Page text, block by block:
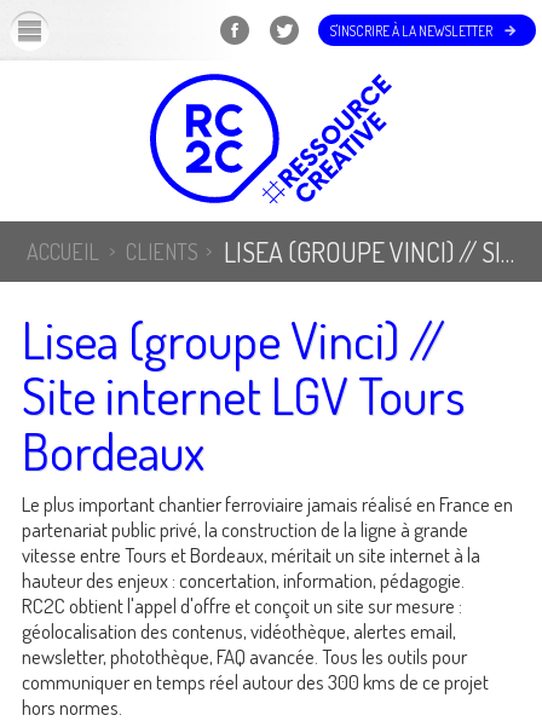
S'INSCRIRE À LA NEWSLETTER
ACCUEIL CLIENTS LISEA (GROUPE VINCI) // SITE INTERNET LGV TOURS BORDEAUX
Lisea (groupe Vinci) //
Site internet LGV Tours
Bordeaux
Le plus important chantier ferroviaire jamais réalisé en France en
partenariat public privé, la construction de la ligne à grande
vitesse entre Tours et Bordeaux, méritait un site internet à la
hauteur des enjeux : concertation, information, pédagogie.
RC2C obtient l'appel d'offre et conçoit un site sur mesure :
géolocalisation des contenus, vidéothèque, alertes email,
newsletter, photothèque, FAQ avancée. Tous les outils pour
communiquer en temps réel autour des 300 kms de ce projet
hors normes.